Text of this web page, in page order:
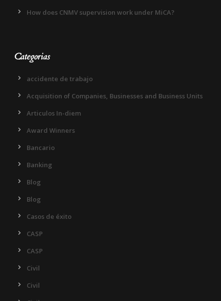
How does CNMV supervision work under MiCA?
Categorias
accidente de trabajo
Acquisition of Companies, Businesses and Business Units
Articulos In-diem
Award Winners
Bancario
Banking
Blog
Blog
Casos de éxito
CASP
CASP
Civil
Civil